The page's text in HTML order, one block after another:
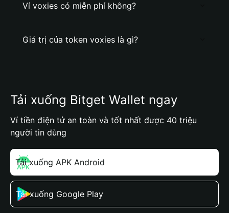
Ví voxies có miễn phí không?
Giá trị của token voxies là gì?
Tải xuống Bitget Wallet ngay
Ví tiền điện tử an toàn và tốt nhất được 40 triệu
người tin dùng
Tải xuống APK Android
Tải xuống Google Play